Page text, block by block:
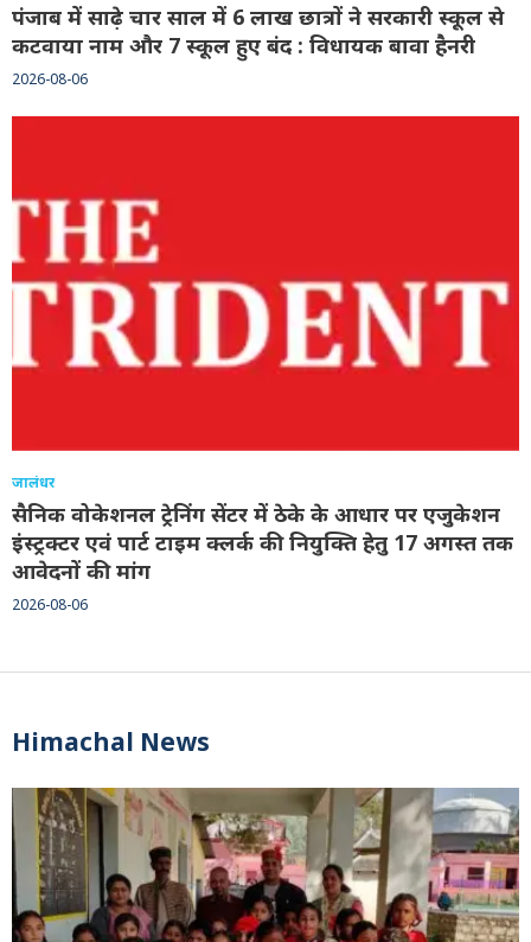
पंजाब में साढ़े चार साल में 6 लाख छात्रों ने सरकारी स्कूल से
कटवाया नाम और 7 स्कूल हुए बंद : विधायक बावा हैनरी
2026-08-06
जालंधर
सैनिक वोकेशनल ट्रेनिंग सेंटर में ठेके के आधार पर एजुकेशन
इंस्ट्रक्टर एवं पार्ट टाइम क्लर्क की नियुक्ति हेतु 17 अगस्त तक
आवेदनों की मांग
2026-08-06
Himachal News